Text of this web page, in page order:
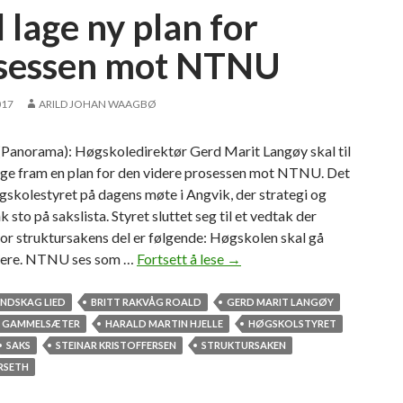
lage ny plan for
mot NTNU
ARILD JOHAN WAAGBØ
Høgskoledirektør Gerd Marit Langøy skal til
fram en plan for den videre prosessen mot NTNU. Det
på dagens møte i Angvik, der strategi og
sto på sakslista. Styret sluttet seg til et vedtak der
struktursakens del er følgende: Høgskolen skal gå
NTNU ses som … Fortsett å lese S
a
l
→
LIED BRITT RAKVÅG ROALD
GERD MARIT LANGØY
GAMMELSÆTER
HARALD MARTIN HJELLE
HØGSKOLSTYRET
SAKS STEINAR KRISTOFFERSEN
STRUKTURSAKEN